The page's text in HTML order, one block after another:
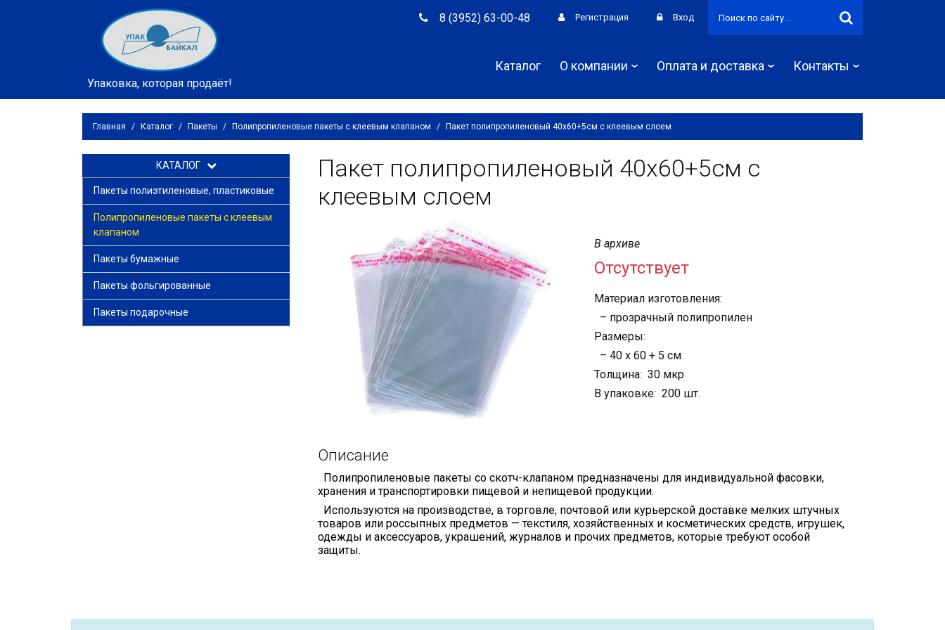
Упаковка, которая продаёт!
8 (3952) 63-00-48 Регистрация Вход
Каталог О компании Оплата и доставка Контакты
Главная / Каталог / Пакеты / Полипропиленовые пакеты с клеевым клапаном / Пакет полипропиленовый 40х60+5см с клеевым слоем
КАТАЛОГ
Пакеты полиэтиленовые, пластиковые
Полипропиленовые пакеты с клеевым
клапаном
Пакеты бумажные
Пакеты фольгированные
Пакеты подарочные
Пакет полипропиленовый 40х60+5см с
клеевым слоем
В архиве
Отсутствует
Материал изготовления:
– прозрачный полипропилен
Размеры:
– 40 х 60 + 5 см
Толщина: 30 мкр
В упаковке: 200 шт.
Описание
Полипропиленовые пакеты со скотч-клапаном предназначены для индивидуальной фасовки,
хранения и транспортировки пищевой и непищевой продукции.
Используются на производстве, в торговле, почтовой или курьерской доставке мелких штучных
товаров или россыпных предметов — текстиля, хозяйственных и косметических средств, игрушек,
одежды и аксессуаров, украшений, журналов и прочих предметов, которые требуют особой
защиты.